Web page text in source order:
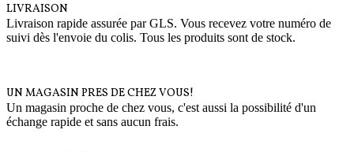
LIVRAISON
Livraison rapide assurée par GLS. Vous recevez votre numéro de
suivi dès l'envoie du colis. Tous les produits sont de stock.
UN MAGASIN PRES DE CHEZ VOUS!
Un magasin proche de chez vous, c'est aussi la possibilité d'un
échange rapide et sans aucun frais.